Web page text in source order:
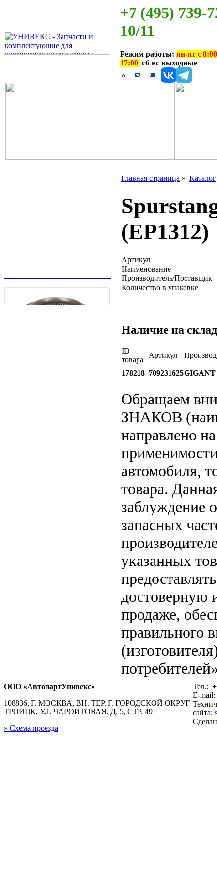
+7 (495) 739-
10/11
Режим работы: пн-пт с
17:00 сб-вс выходные
Главная страница » Каталог
(EP1312)
Артикул
Наименование
Производитель/Поставщик
Количество в упаковке
Наличие на
ID
товара
Артикул
178218 709231625GIGANT
Обращаем
ЗНАКОВ
направлено
автомобиля,
товара.
заблуждение
запасных
указанных
достоверную
продаже,
правильного
ООО «АвтопартУнивекс»
108836, Г. МОСКВА, ВН. ТЕР. Г. ГОРОДСКОЙ ОКРУГ
ТРОИЦК, УЛ. ЧАРОИТОВАЯ, Д. 5, СТР. 49
» Схема проезда
Тел.:
E-mail:
сайта: